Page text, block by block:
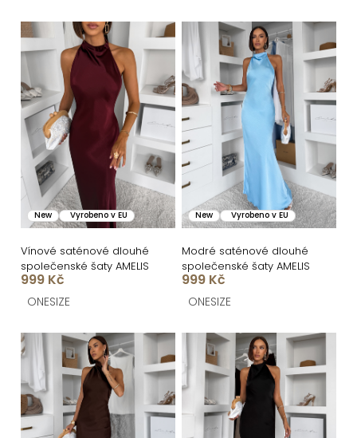
n
í
p
r
o
d
u
k
t
ů
V
ý
p
i
s
p
r
o
d
u
k
ů
New Vyrobeno v EU
Vínové saténové dlouhé
společenské šaty AMELIS
999 Kč
ONESIZE
New Vyrobeno v EU
Modré saténové dlouhé
společenské šaty AMELIS
999 Kč
ONESIZE